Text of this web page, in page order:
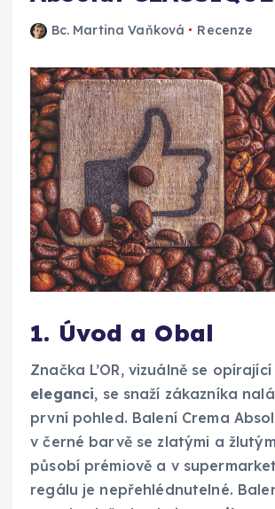
Bc. Martina Vaňková Recenze
1. Úvod a Obal
Značka L’OR, vizuálně se opírající
eleganci, se snaží zákazníka
první pohled. Balení Crema
v černé barvě se zlatými a
působí prémiově a v
regálu je nepřehlédnutelné.